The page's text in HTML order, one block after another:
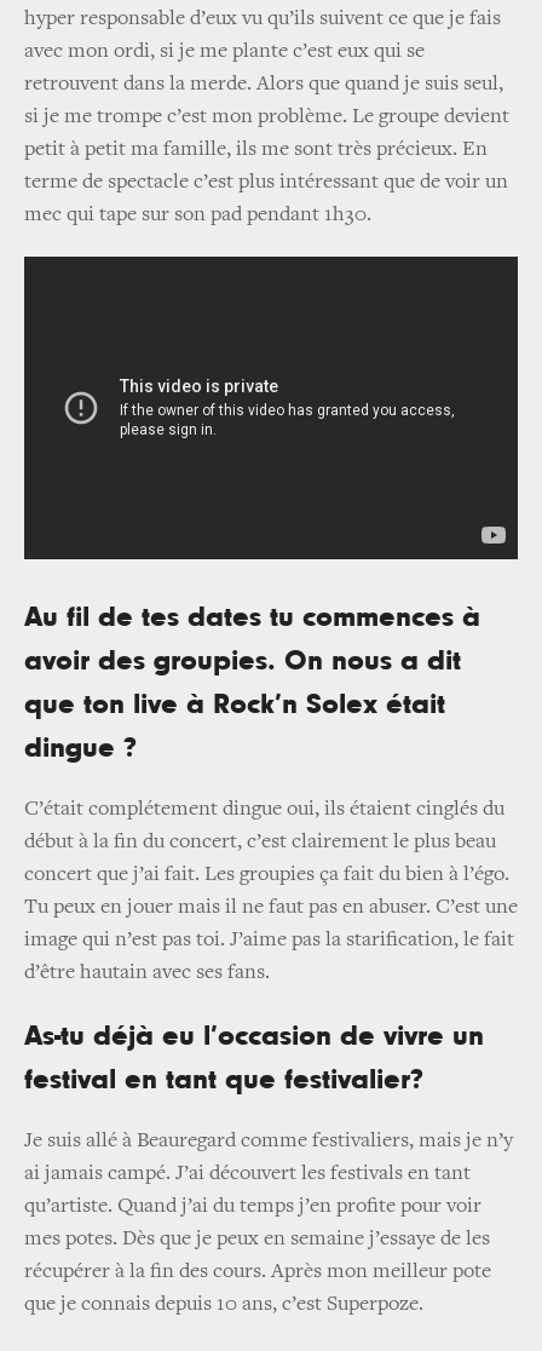
hyper responsable d’eux vu qu’ils suivent ce que je fais
avec mon ordi, si je me plante c’est eux qui se
retrouvent dans la merde. Alors que quand je suis seul,
si je me trompe c’est mon problème. Le groupe devient
petit à petit ma famille, ils me sont très précieux. En
terme de spectacle c’est plus intéressant que de voir un
mec qui tape sur son pad pendant 1h30.
Au fil de tes dates tu commences à
avoir des groupies. On nous a dit
que ton live à Rock’n Solex était
dingue ?
C’était complétement dingue oui, ils étaient cinglés du
début à la fin du concert, c’est clairement le plus beau
concert que j’ai fait. Les groupies ça fait du bien à l’égo.
Tu peux en jouer mais il ne faut pas en abuser. C’est une
image qui n’est pas toi. J’aime pas la starification, le fait
d’être hautain avec ses fans.
As-tu déjà eu l’occasion de vivre un
festival en tant que festivalier?
Je suis allé à Beauregard comme festivaliers, mais je n’y
ai jamais campé. J’ai découvert les festivals en tant
qu’artiste. Quand j’ai du temps j’en profite pour voir
mes potes. Dès que je peux en semaine j’essaye de les
récupérer à la fin des cours. Après mon meilleur pote
que je connais depuis 10 ans, c’est Superpoze.